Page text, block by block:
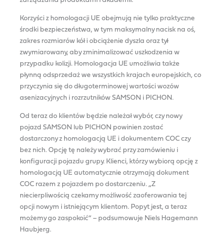
Korzyści z homologacji UE obejmują nie tylko praktyczne
środki bezpieczeństwa, w tym maksymalny nacisk na oś,
zakres rozmiarów kół i obciążenie dyszla oraz tył
zwymiarowany, aby zminimalizować uszkodzenia w
przypadku kolizji. Homologacja UE umożliwia także
płynną odsprzedaż we wszystkich krajach europejskich, co
przyczynia się do długoterminowej wartości wozów
asenizacyjnych i rozrzutników SAMSON i PICHON.
Od teraz do klientów będzie należał wybór, czy nowy
pojazd SAMSON lub PICHON powinien zostać
dostarczony z homologacją UE i dokumentem COC czy
bez nich. Opcję tę należy wybrać przy zamówieniu i
konfiguracji pojazdu grupy. Klienci, którzy wybiorą opcję z
homologacją UE automatycznie otrzymają dokument
COC razem z pojazdem po dostarczeniu. „Z
niecierpliwością czekamy możliwość zaoferowania tej
opcji nowym i istniejącym klientom. Popyt jest, a teraz
możemy go zaspokoić” – podsumowuje Niels Hagemann
Haubjerg.